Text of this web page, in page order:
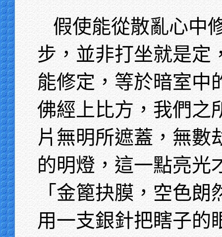
假使能從散亂心中
步，並非打坐就是定
能修定，等於暗室中
佛經上比方，我們之
片無明所遮蓋，無數
的明燈，這一點亮光
「金篦抉膜，空色
用一支銀針把瞎子的